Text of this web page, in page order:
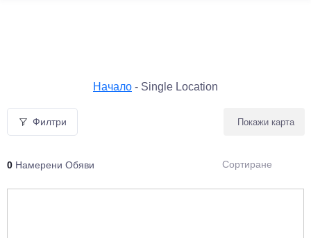
Начало - Single Location
Филтри
0 Намерени Обяви
Покажи карта
Сортиране